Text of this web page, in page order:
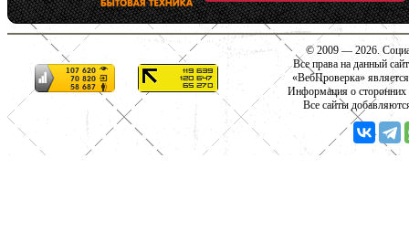
© 2009 — 2026.
Все права на данный
«ВебПроверка»
Информация о сторонних
Все сайты